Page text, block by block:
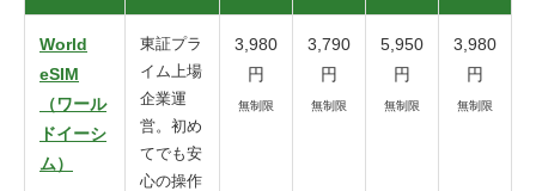
World
eSIM
（ワール
ドイーシ
ム）
東証プラ
イム上場
企業運
営。初め
てでも安
心の操作
3,980
円
無制限
3,790
円
無制限
5,950
円
無制限
3,980
円
無制限